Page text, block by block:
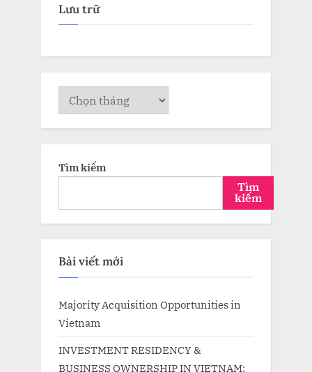
Lưu trữ
Lưu
trữ
Tìm kiếm
Tìm
kiếm
Bài viết mới
Majority Acquisition Opportunities in
Vietnam
INVESTMENT RESIDENCY &
BUSINESS OWNERSHIP IN VIETNAM: